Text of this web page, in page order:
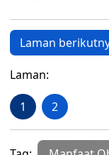
Laman
Laman:
1 2